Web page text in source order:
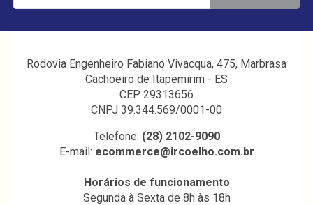
Rodovia Engenheiro Fabiano Vivacqua, 475, Marbrasa
Cachoeiro de Itapemirim - ES
CEP 29313656
CNPJ 39.344.569/0001-00
Telefone: (28) 2102-9090
E-mail: ecommerce@ircoelho.com.br
Horários de funcionamento
Segunda à Sexta de 8h às 18h